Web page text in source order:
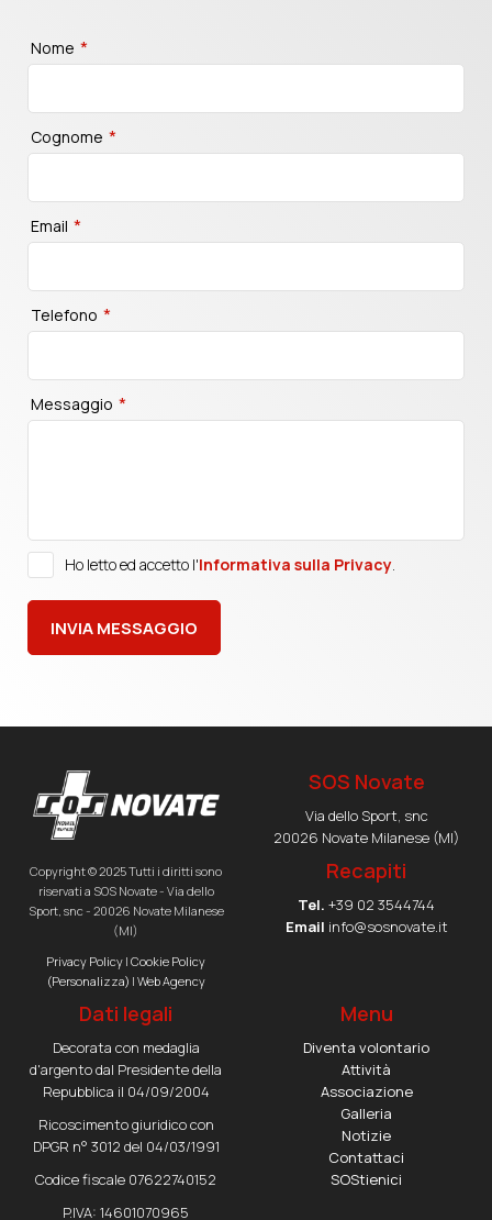
Nome *
Cognome *
Email *
Telefono *
Messaggio *
Ho letto ed accetto l'Informativa sulla Privacy.
Copyright © 2025 Tutti i diritti sono
riservati a SOS Novate - Via dello
Sport, snc - 20026 Novate Milanese
(MI)
Privacy Policy | Cookie Policy
(Personalizza) | Web Agency
SOS Novate
Via dello Sport, snc
20026 Novate Milanese (MI)
Recapiti
Tel. +39 02 3544744
Email info@sosnovate.it
Dati legali
Decorata con medaglia
d'argento dal Presidente della
Repubblica il 04/09/2004
Ricoscimento giuridico con
DPGR n° 3012 del 04/03/1991
Codice fiscale 07622740152
P.IVA: 14601070965
Menu
Diventa volontario
Attività
Associazione
Galleria
Notizie
Contattaci
SOStienici